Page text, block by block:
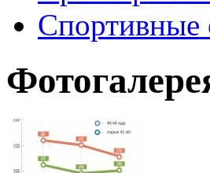
Спортивные